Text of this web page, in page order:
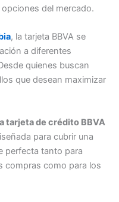
del mercado.
, la tarjeta BBVA se
a diferentes
quienes buscan
que desean maximizar
tarjeta de crédito BBVA
para cubrir una
perfecta tanto para
compras como para los